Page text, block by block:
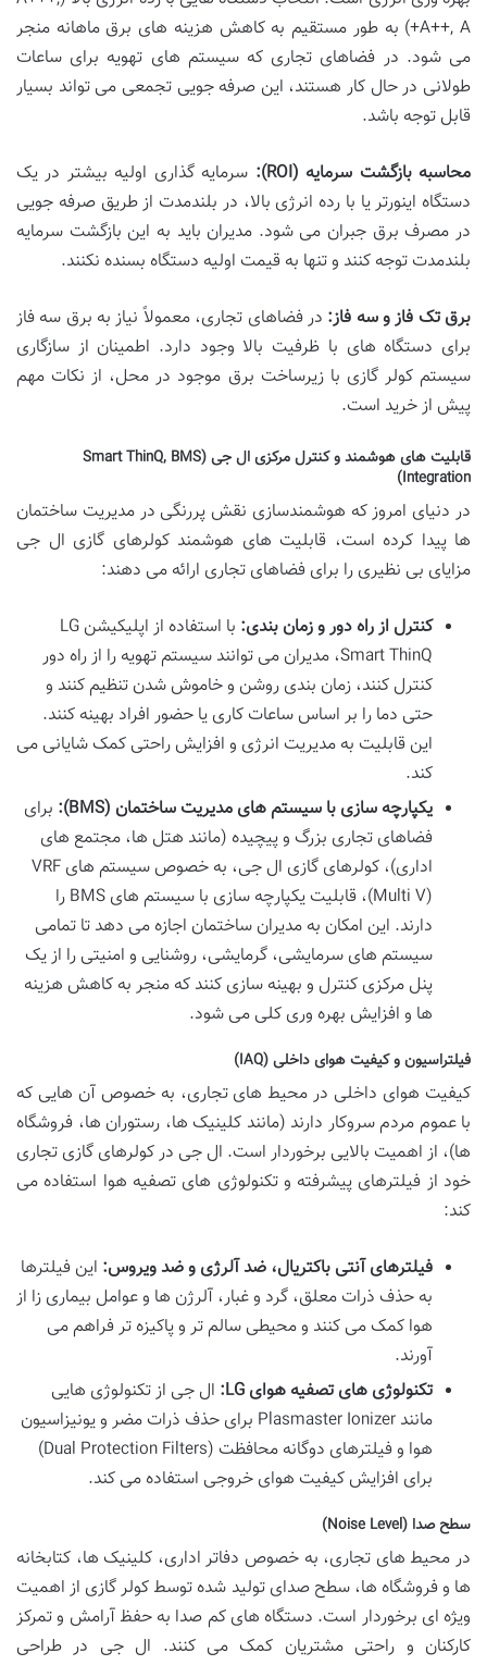
A++, A+) به طور مستقیم به کاهش هزینه های برق ماهانه منجر
می شود. در فضاهای تجاری که سیستم های تهویه برای ساعات
طولانی در حال کار هستند، این صرفه جویی تجمعی می تواند بسیار
قابل توجه باشد.
محاسبه بازگشت سرمایه (ROI):
سرمایه گذاری اولیه بیشتر در یک
دستگاه اینورتر یا با رده انرژی بالا، در بلندمدت از طریق صرفه جویی
در مصرف برق جبران می شود. مدیران باید به این بازگشت سرمایه
بلندمدت توجه کنند و تنها به قیمت اولیه دستگاه بسنده نکنند.
برق تک فاز و سه فاز: در فضاهای تجاری، معمولاً نیاز به برق سه فاز
برای دستگاه های با ظرفیت بالا وجود دارد. اطمینان از سازگاری
سیستم کولر گازی با زیرساخت برق موجود در محل، از نکات مهم
پیش از خرید است.
قابلیت های هوشمند و کنترل مرکزی ال جی (Smart ThinQ, BMS
Integration)
در دنیای امروز که هوشمندسازی نقش پررنگی در مدیریت ساختمان
ها پیدا کرده است، قابلیت های هوشمند کولرهای گازی ال جی
مزایای بی نظیری را برای فضاهای تجاری ارائه می دهند:
کنترل از راه دور و زمان بندی:
با استفاده از اپلیکیشن LG
Smart ThinQ، مدیران می توانند سیستم تهویه را از راه دور
کنترل کنند، زمان بندی روشن و خاموش شدن تنظیم کنند و
حتی دما را بر اساس ساعات کاری یا حضور افراد بهینه کنند.
این قابلیت به مدیریت انرژی و افزایش راحتی کمک شایانی می
کند.
یکپارچه سازی با سیستم های مدیریت ساختمان (BMS):
برای
فضاهای تجاری بزرگ و پیچیده (مانند هتل ها، مجتمع های
اداری)، کولرهای گازی ال جی، به خصوص سیستم های VRF
(Multi V)، قابلیت یکپارچه سازی با سیستم های BMS را
دارند. این امکان به مدیران ساختمان اجازه می دهد تا تمامی
سیستم های سرمایشی، گرمایشی، روشنایی و امنیتی را از یک
پنل مرکزی کنترل و بهینه سازی کنند که منجر به کاهش هزینه
ها و افزایش بهره وری کلی می شود.
فیلتراسیون و کیفیت هوای داخلی (IAQ)
کیفیت هوای داخلی در محیط های تجاری، به خصوص آن هایی که
با عموم مردم سروکار دارند (مانند کلینیک ها، رستوران ها، فروشگاه
ها)، از اهمیت بالایی برخوردار است. ال جی در کولرهای گازی تجاری
خود از فیلترهای پیشرفته و تکنولوژی های تصفیه هوا استفاده می
کند:
فیلترهای آنتی باکتریال، ضد آلرژی و ضد ویروس: این فیلترها
به حذف ذرات معلق، گرد و غبار، آلرژن ها و عوامل بیماری زا از
هوا کمک می کنند و محیطی سالم تر و پاکیزه تر فراهم می
آورند.
تکنولوژی های تصفیه هوای LG:
ال جی از تکنولوژی هایی
مانند Plasmaster Ionizer برای حذف ذرات مضر و یونیزاسیون
هوا و فیلترهای دوگانه محافظت (Dual Protection Filters)
برای افزایش کیفیت هوای خروجی استفاده می کند.
سطح صدا (Noise Level)
در محیط های تجاری، به خصوص دفاتر اداری، کلینیک ها، کتابخانه
ها و فروشگاه ها، سطح صدای تولید شده توسط کولر گازی از اهمیت
ویژه ای برخوردار است. دستگاه های کم صدا به حفظ آرامش و تمرکز
کارکنان و راحتی مشتریان کمک می کنند. ال جی در طراحی